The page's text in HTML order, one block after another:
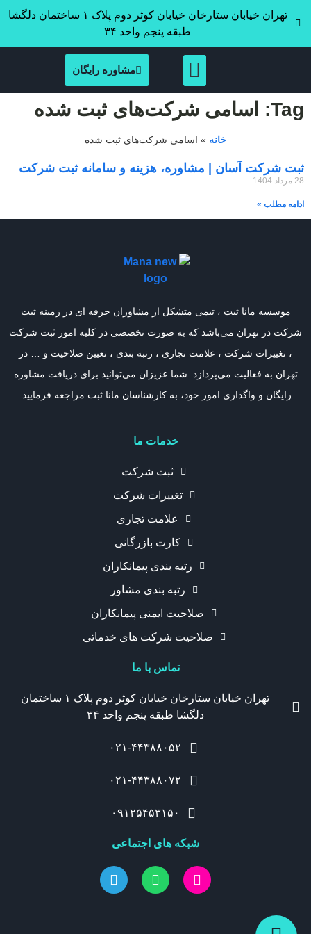
تهران خیابان ستارخان خیابان کوثر دوم پلاک ۱ ساختمان دلگشا
طبقه پنجم واحد ۳۴
مشاوره رایگان
Tag: اسامی شرکت‌های ثبت شده
خانه » اسامی شرکت‌های ثبت شده
ثبت شرکت آسان | مشاوره، هزینه و سامانه ثبت شرکت
28 مرداد 1404
ادامه مطلب »
موسسه مانا ثبت ، تیمی متشکل از مشاوران حرفه ای در زمینه ثبت
شرکت در تهران می‌باشد که به صورت تخصصی در کلیه امور ثبت شرکت
، تغییرات شرکت ، علامت تجاری ، رتبه بندی ، تعیین صلاحیت و … در
تهران به فعالیت می‌پردازد. شما عزیزان می‌توانید برای دریافت مشاوره
رایگان و واگذاری امور خود، به کارشناسان مانا ثبت مراجعه فرمایید.
خدمات ما
ثبت شرکت
تغییرات شرکت
علامت تجاری
کارت بازرگانی
رتبه بندی پیمانکاران
رتبه بندی مشاور
صلاحیت ایمنی پیمانکاران
صلاحیت شرکت های خدماتی
تماس با ما
تهران خیابان ستارخان خیابان کوثر دوم پلاک ۱ ساختمان
دلگشا طبقه پنجم واحد ۳۴
۰۲۱-۴۴۳۸۸۰۵۲
۰۲۱-۴۴۳۸۸۰۷۲
۰۹۱۲۵۴۵۳۱۵۰
شبکه های اجتماعی